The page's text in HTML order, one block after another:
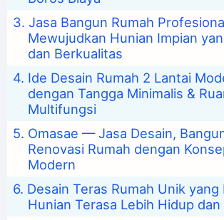
Jasa Bangun Rumah
Mewujudkan Hunian Impian
dan Berkualitas
Ide Desain Rumah 2 Lantai
dengan Tangga Minimalis &
Multifungsi
Omasae — Jasa Desain,
Renovasi Rumah dengan
Modern
Desain Teras Rumah Unik yang
Hunian Terasa Lebih Hidup